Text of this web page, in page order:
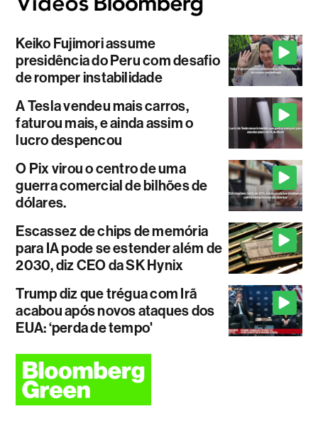
Keiko Fujimori assume
presidência do Peru com desafio
de romper instabilidade
A Tesla vendeu mais carros,
faturou mais, e ainda assim o
lucro despencou
O Pix virou o centro de uma
guerra comercial de bilhões de
dólares.
Escassez de chips de memória
para IA pode se estender além de
2030, diz CEO da SK Hynix
Trump diz que trégua com Irã
acabou após novos ataques dos
EUA: ‘perda de tempo'